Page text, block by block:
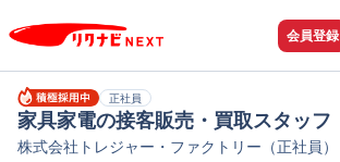
会員登録
正社員
家具家電の接客販売・買取スタッフ
株式会社トレジャー・ファクトリー（正社員）